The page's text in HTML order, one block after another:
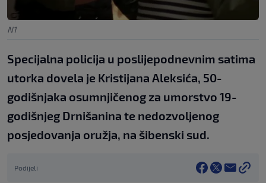
N1
Specijalna policija u poslijepodnevnim satima
utorka dovela je Kristijana Aleksića, 50-
godišnjaka osumnjičenog za umorstvo 19-
godišnjeg Drnišanina te nedozvoljenog
posjedovanja oružja, na šibenski sud.
Podijeli